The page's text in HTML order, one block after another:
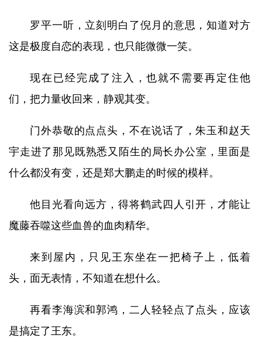
罗平一听，立刻明白了倪月的意思，知道对方
这是极度自恋的表现，也只能微微一笑。
现在已经完成了注入，也就不需要再定住他
们，把力量收回来，静观其变。
门外恭敬的点点头，不在说话了，朱玉和赵天
宇走进了那见既熟悉又陌生的局长办公室，里面是
什么都没有变，还是郑大鹏走的时候的模样。
他目光看向远方，得将鹤武四人引开，才能让
魔藤吞噬这些血兽的血肉精华。
来到屋内，只见王东坐在一把椅子上，低着
头，面无表情，不知道在想什么。
再看李海滨和郭鸿，二人轻轻点了点头，应该
是搞定了王东。